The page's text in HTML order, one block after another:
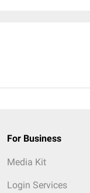
For Business
Media Kit
Login Services